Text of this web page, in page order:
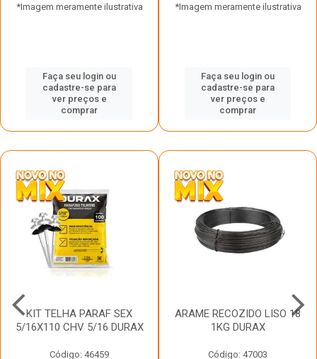
*Imagem meramente ilustrativa
Faça seu login ou
cadastre-se para
ver preços e
comprar
*Imagem meramente ilustrativa
Faça seu login ou
cadastre-se para
ver preços e
comprar
KIT TELHA PARAF SEX
5/16X110 CHV 5/16 DURAX
Código: 46459
ARAME RECOZIDO LISO 18
1KG DURAX
Código: 47003